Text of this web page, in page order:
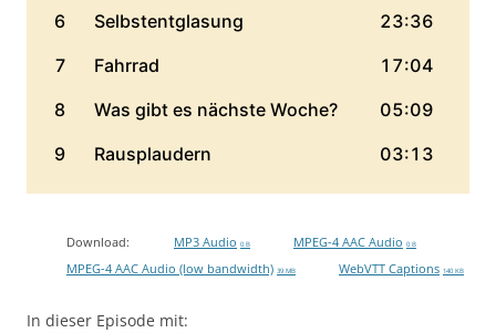
Download: MP3 Audio 0 B MPEG-4 AAC Audio 0 B
MPEG-4 AAC Audio (low bandwidth) 39 MB WebVTT Captions 140 KB
In dieser Episode mit: